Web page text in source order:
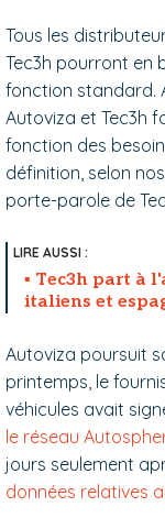
Tous les
Tec3h pourront en
fonction standard.
Autoviza et Tec3h
fonction des
définition, selon
porte-parole de
Tec3h part à
italiens et
Autoviza poursuit
printemps, le
véhicules avait
le réseau
jours seulement
données relatives